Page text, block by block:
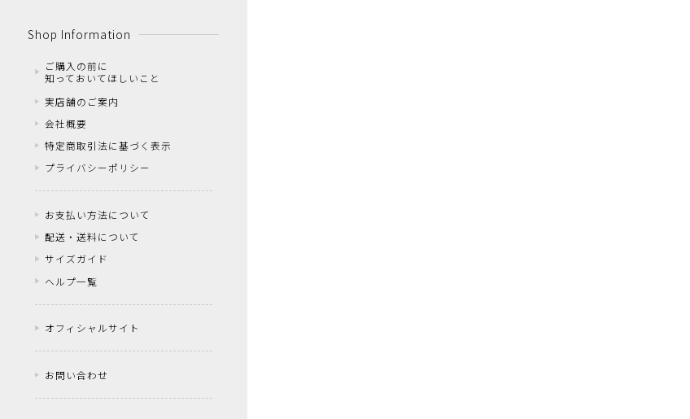
Shop Information
ご購入の前に
知っておいてほしいこと
実店舗のご案内
会社概要
特定商取引法に基づく表示
プライバシーポリシー
お支払い方法について
配送・送料について
サイズガイド
ヘルプ一覧
オフィシャルサイト
お問い合わせ